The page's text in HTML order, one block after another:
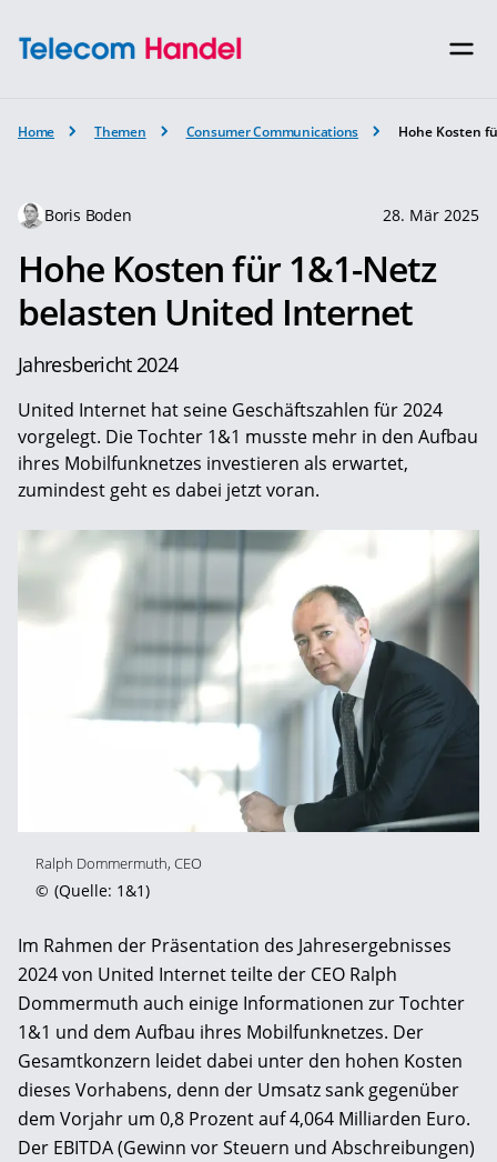
Home Themen Consumer Communications Hohe Kosten
Boris Boden 28. Mär 2025
Hohe Kosten für 1&1-Netz
belasten United Internet
Jahresbericht 2024
United Internet hat seine Geschäftszahlen für 2024
vorgelegt. Die Tochter 1&1 musste mehr in den Aufbau
ihres Mobilfunknetzes investieren als erwartet,
zumindest geht es dabei jetzt voran.
Ralph Dommermuth, CEO
© (Quelle: 1&1)
Im Rahmen der Präsentation des Jahresergebnisses
2024 von United Internet teilte der CEO Ralph
Dommermuth auch einige Informationen zur Tochter
1&1 und dem Aufbau ihres Mobilfunknetzes. Der
Gesamtkonzern leidet dabei unter den hohen Kosten
dieses Vorhabens, denn der Umsatz sank gegenüber
dem Vorjahr um 0,8 Prozent auf 4,064 Milliarden Euro.
Der EBITDA (Gewinn vor Steuern und Abschreibungen)